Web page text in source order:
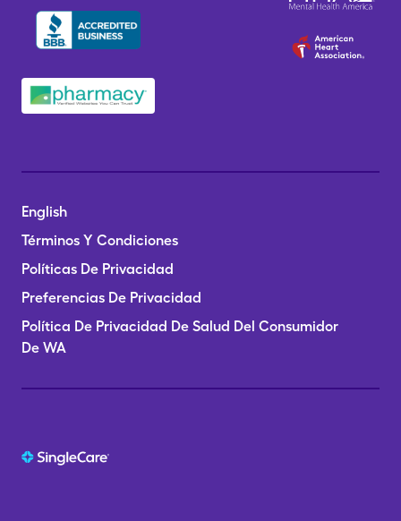
English
Términos Y Condiciones
Políticas De Privacidad
Preferencias De Privacidad
Política De Privacidad De Salud Del Consumidor
De WA